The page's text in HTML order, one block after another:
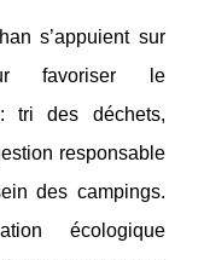
s’appuient sur
favoriser le
tri des déchets,
responsable
des campings.
écologique